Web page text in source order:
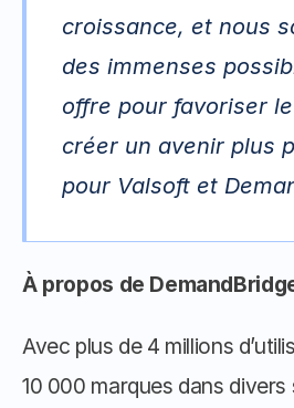
croissance, et nous
des immenses
offre pour favoriser
créer un avenir plus
pour Valsoft et
À propos de
Avec plus de 4 millions
10 000 marques dans divers